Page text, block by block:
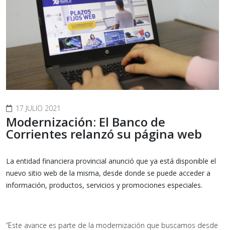
17 JULIO 2021
Modernización: El Banco de
Corrientes relanzó su página web
La entidad financiera provincial anunció que ya está disponible el
nuevo sitio web de la misma, desde donde se puede acceder a
información, productos, servicios y promociones especiales.
“Este avance es parte de la modernización que buscamos desde